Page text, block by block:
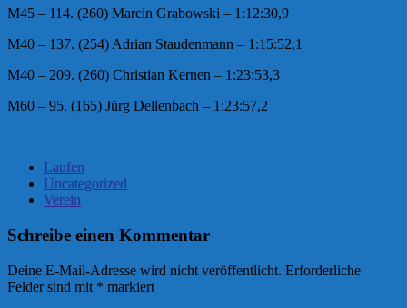
M45 – 114. (260) Marcin Grabowski – 1:12:30,9
M40 – 137. (254) Adrian Staudenmann – 1:15:52,1
M40 – 209. (260) Christian Kernen – 1:23:53,3
M60 – 95. (165) Jürg Dellenbach – 1:23:57,2
Laufen
Uncategorized
Verein
Schreibe einen Kommentar
Deine E-Mail-Adresse wird nicht veröffentlicht. Erforderliche
Felder sind mit * markiert